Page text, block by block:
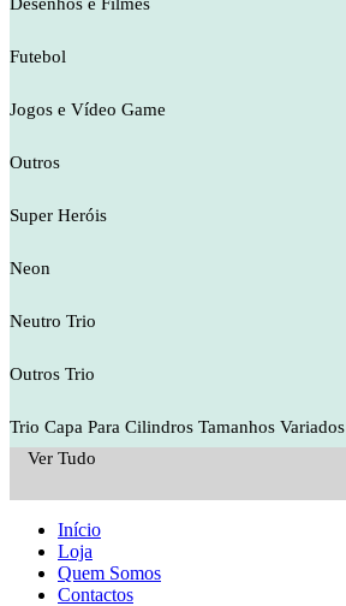
Futebol
Jogos e Vídeo Game
Outros
Super Heróis
Neon
Neutro Trio
Outros Trio
Trio Capa Para Cilindros Tamanhos Variados
Ver Tudo
Início
Loja
Quem Somos
Contactos